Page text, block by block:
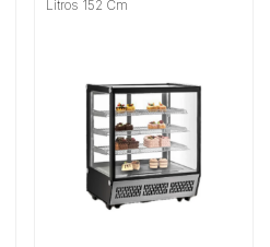
Litros 152 Cm